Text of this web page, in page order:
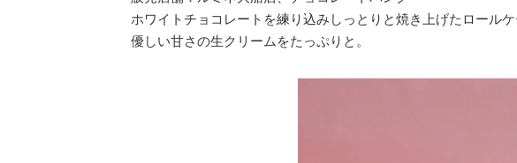
ホワイトチョコレートを練り込みしっとりと焼き上げたロール
優しい甘さの生クリームをたっぷりと。